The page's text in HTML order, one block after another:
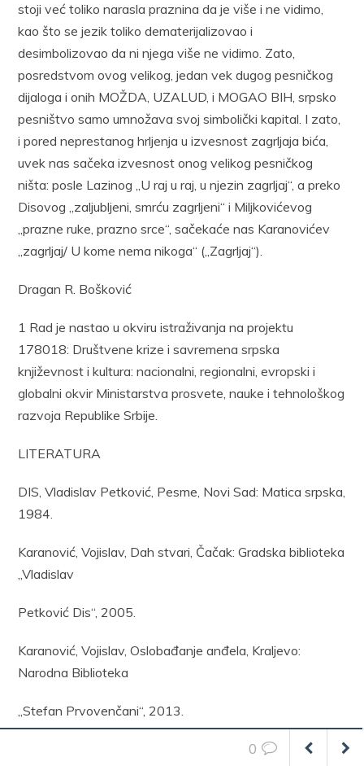
stoji već toliko narasla praznina da je više i ne vidimo,
kao što se jezik toliko dematerijalizovao i
desimbolizovao da ni njega više ne vidimo. Zato,
posredstvom ovog velikog, jedan vek dugog pesničkog
dijaloga i onih MOŽDA, UZALUD, i MOGAO BIH, srpsko
pesništvo samo umnožava svoj simbolički kapital. I zato,
i pored neprestanog hrljenja u izvesnost zagrljaja bića,
uvek nas sačeka izvesnost onog velikog pesničkog
ništa: posle Lazinog „U raj u raj, u njezin zagrljaj“, a preko
Disovog „zaljubljeni, smrću zagrljeni“ i Miljkovićevog
„prazne ruke, prazno srce“, sačekaće nas Karanovićev
„zagrljaj/ U kome nema nikoga“ („Zagrljaj“).
Dragan R. Bošković
1 Rad je nastao u okviru istraživanja na projektu
178018: Društvene krize i savremena srpska
književnost i kultura: nacionalni, regionalni, evropski i
globalni okvir Ministarstva prosvete, nauke i tehnološkog
razvoja Republike Srbije.
LITERATURA
DIS, Vladislav Petković, Pesme, Novi Sad: Matica srpska,
1984.
Karanović, Vojislav, Dah stvari, Čačak: Gradska biblioteka
„Vladislav
Petković Dis“, 2005.
Karanović, Vojislav, Oslobađanje anđela, Kraljevo:
Narodna Biblioteka
„Stefan Prvovenčani“, 2013.
Kostić, Laza, Pesme, Novi Sad: Matica srpska, 1993.
0